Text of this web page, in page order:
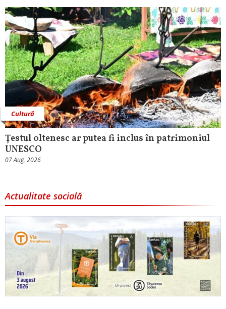
Cultură
Țestul oltenesc ar putea fi inclus în patrimoniul
UNESCO
07 Aug, 2026
Actualitate socială